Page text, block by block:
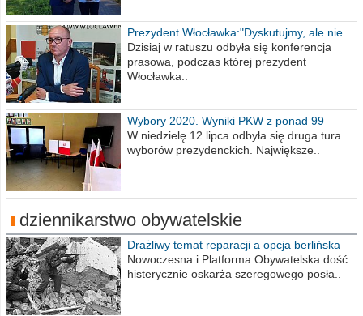
Prezydent Włocławka:"Dyskutujmy, ale nie
obrażajmy się”
Dzisiaj w ratuszu odbyła się konferencja
prasowa, podczas której prezydent
Włocławka..
Wybory 2020. Wyniki PKW z ponad 99
procent obwodów
W niedzielę 12 lipca odbyła się druga tura
wyborów prezydenckich. Największe..
dziennikarstwo obywatelskie
Drażliwy temat reparacji a opcja berlińska
Nowoczesna i Platforma Obywatelska dość
histerycznie oskarża szeregowego posła..